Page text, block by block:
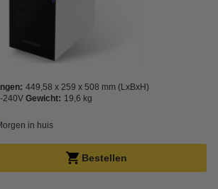
449,58 x 259 x 508 mm (LxBxH)
240V Gewicht: 19,6 kg
in huis
Bestellen